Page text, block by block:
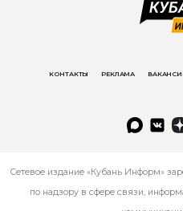
КОНТАКТЫ РЕКЛАМА
Сетевое издание «Кубань Информ»
по надзору в сфере связи,